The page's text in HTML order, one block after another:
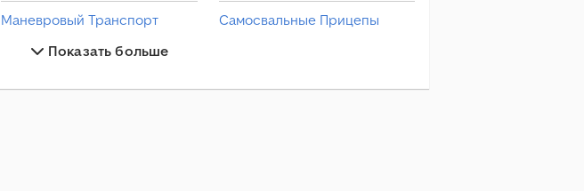
Маневровый Транспорт
Мини Самосвал
Прицеп Для Лошадей
Самосвальные Прицепы
Транспортная Техника Для Сельского Хозяйства
Показать больше